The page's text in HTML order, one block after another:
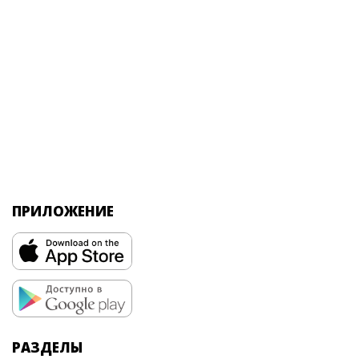
ПРИЛОЖЕНИЕ
РАЗДЕЛЫ